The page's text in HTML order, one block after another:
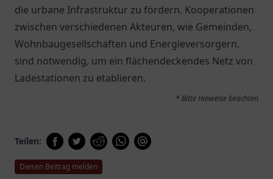
die urbane Infrastruktur zu fördern. Kooperationen
zwischen verschiedenen Akteuren, wie Gemeinden,
Wohnbaugesellschaften und Energieversorgern,
sind notwendig, um ein flächendeckendes Netz von
Ladestationen zu etablieren.
* Bitte Hinweise beachten
Teilen:
Diesen Beitrag melden